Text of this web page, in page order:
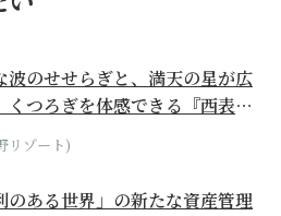
波のせせらぎと、満天の星が広
くつろぎを体感できる『西表島
by...
リゾート)
のある世界」の新たな資産管理